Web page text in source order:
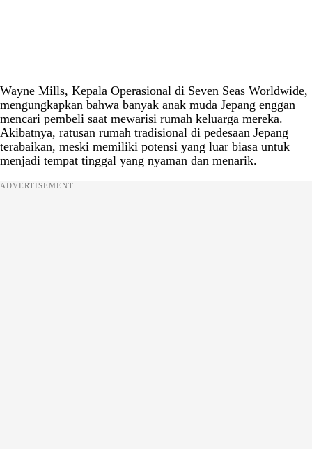
Wayne Mills, Kepala Operasional di Seven Seas Worldwide,
mengungkapkan bahwa banyak anak muda Jepang enggan
mencari pembeli saat mewarisi rumah keluarga mereka.
Akibatnya, ratusan rumah tradisional di pedesaan Jepang
terabaikan, meski memiliki potensi yang luar biasa untuk
menjadi tempat tinggal yang nyaman dan menarik.
ADVERTISEMENT